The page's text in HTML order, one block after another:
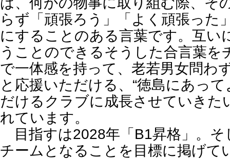
らず「頑張ろう」「よく頑張った
にすることのある言葉です。互い
うことのできるそうした合言葉を
で一体感を持って、老若男女問わ
と応援いただける、“徳島にあっ
だけるクラブに成長させていきた
れています。
目指すは2028年「B1昇格」。
チームとなることを目標に掲げて